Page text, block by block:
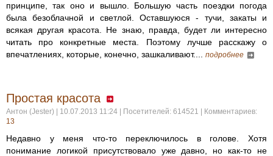
принципе, так оно и вышло. Большую часть поездки погода
была безоблачной и светлой. Оставшуюся - тучи, закаты и
всякая другая красота. Не знаю, правда, будет ли интересно
читать про конкретные места. Поэтому лучше расскажу о
впечатлениях, которые, конечно, зашкаливают.... подробнее
Простая красота
Антон (Jester) | 10.07.2013 11:24 | Посетителей: 614521 | Комментариев:
13
Недавно у меня что-то переключилось в голове. Хотя
понимание логикой присутствовало уже давно, но как-то не